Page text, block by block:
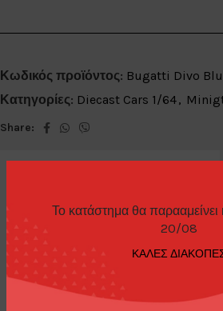
Το κατάστημα θα παρααμείνει
20/08
ΚΑΛΕΣ
Κωδικός προϊόντος: Bugatti Divo
Κατηγορίες: Diecast Cars 1/64,
Share:
Bugatti Divo Blu Bugatti